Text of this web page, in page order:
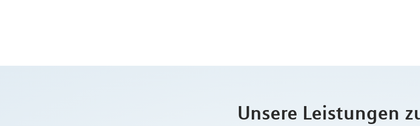
Unsere Leistungen